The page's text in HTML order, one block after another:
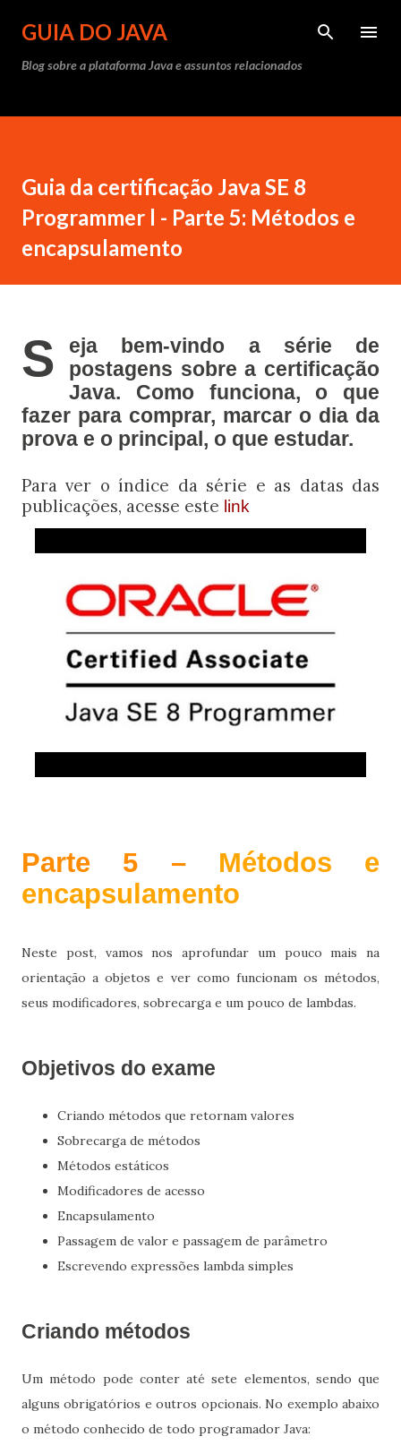
Pular para o conteúdo principal
GUIA DO JAVA
Blog sobre a plataforma Java e assuntos relacionados
Guia da certificação Java SE 8
Programmer l - Parte 5: Métodos e
encapsulamento
S
eja bem-vindo a série de
postagens sobre a certificação
Java. Como funciona, o que
fazer para comprar, marcar o dia da
prova e o principal, o que estudar.
Para ver o índice da série e as datas das
publicações, acesse este link
Parte 5 – Métodos e
encapsulamento
Neste post, vamos nos aprofundar um pouco mais na
orientação a objetos e ver como funcionam os métodos,
seus modificadores, sobrecarga e um pouco de lambdas.
Objetivos do exame
Criando métodos que retornam valores
Sobrecarga de métodos
Métodos estáticos
Modificadores de acesso
Encapsulamento
Passagem de valor e passagem de parâmetro
Escrevendo expressões lambda simples
Criando métodos
Um método pode conter até sete elementos, sendo que
alguns obrigatórios e outros opcionais. No exemplo abaixo
o método conhecido de todo programador Java: